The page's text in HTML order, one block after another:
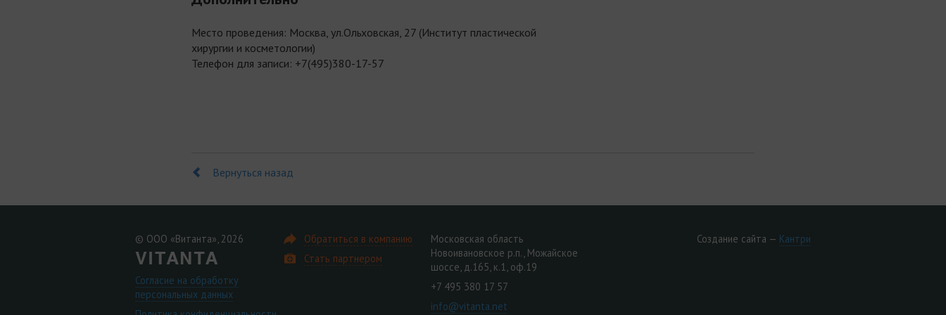
Место проведения: Москва, ул.Ольховская, 27 (Институт пластической
хирургии и косметологии)
Телефон для записи: +7(495)380-17-57
Вернуться назад
© ООО «Витанта», 2026
Согласие на обработку
персональных данных
Обратиться в компанию
Стать партнером
Московская область
Новоивановское р.п., Можайское
шоссе, д.165, к.1, оф.19
+7 495 380 17 57
info@vitanta.net
Создание сайта — Кантри